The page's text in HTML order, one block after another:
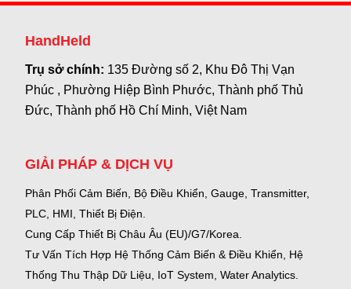
HandHeld
Trụ sở chính: 135 Đường số 2, Khu Đô Thị Vạn
Phúc , Phường Hiệp Bình Phước, Thành phố Thủ
Đức, Thành phố Hồ Chí Minh, Việt Nam
GIẢI PHÁP & DỊCH VỤ
Phân Phối Cảm Biến, Bộ Điều Khiển, Gauge, Transmitter,
PLC, HMI, Thiết Bị Điện.
Cung Cấp Thiết Bị Châu Âu (EU)/G7/Korea.
Tư Vấn Tích Hợp Hệ Thống Cảm Biến & Điều Khiển, Hệ
Thống Thu Thập Dữ Liệu, IoT System, Water Analytics.